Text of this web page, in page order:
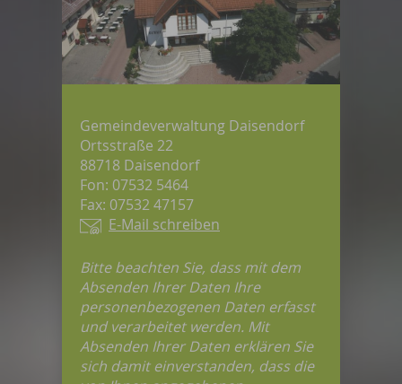
Gemeindeverwaltung Daisendorf
Ortsstraße 22
88718 Daisendorf
Fon: 07532 5464
Fax: 07532 47157
E-Mail schreiben
Bitte beachten Sie, dass mit dem
Absenden Ihrer Daten Ihre
personenbezogenen Daten erfasst
und verarbeitet werden. Mit
Absenden Ihrer Daten erklären Sie
sich damit einverstanden, dass die